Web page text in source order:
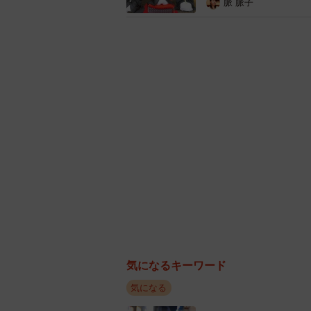
脈 脈子
気になるキーワード
気になる